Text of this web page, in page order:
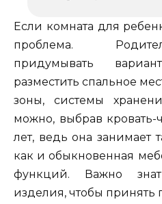
Если комната для
проблема.
придумывать
разместить спальное
зоны, системы
можно, выбрав
лет, ведь она занимает
как и обыкновенная
функций. Важно
изделия, чтобы